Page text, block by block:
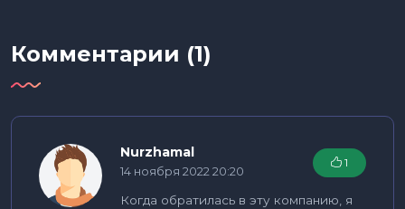
Комментарии (1)
1
Nurzhamal
14 ноября 2022 20:20
Когда обратилась в эту компанию, я